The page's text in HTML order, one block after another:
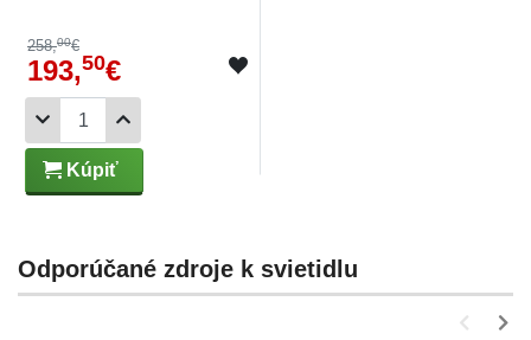
258,00€
193,50€
Kúpiť
Odporúčané zdroje k svietidlu